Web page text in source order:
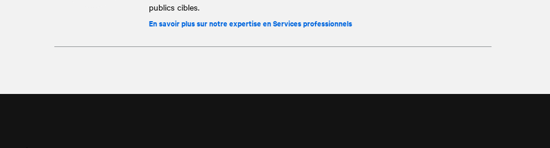
publics cibles.
En savoir plus sur notre expertise en Services professionnels